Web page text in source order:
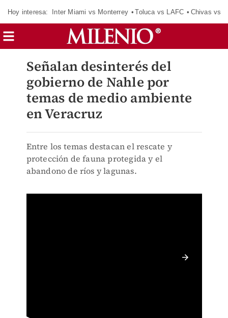
Hoy interesa: Inter Miami vs Monterrey Toluca vs LAFC Chivas vs
Señalan desinterés del
gobierno de Nahle por
temas de medio ambiente
en Veracruz
Entre los temas destacan el rescate y
protección de fauna protegida y el
abandono de ríos y lagunas.